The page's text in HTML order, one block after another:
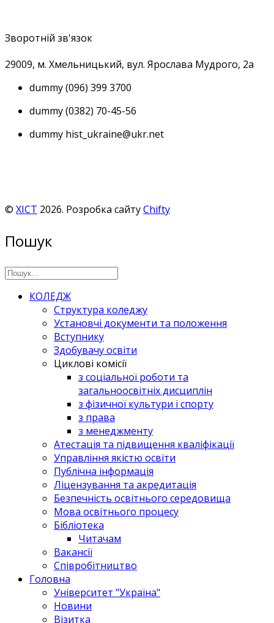
Зворотній зв'язок
29009, м. Хмельницький, вул. Ярослава Мудрого, 2а
dummy(096) 399 3700
dummy(0382) 70-45-56
dummy hist_ukraine@ukr.net
© ХІСТ 2026. Розробка сайтуChifty
Пошук
КОЛЕДЖ
Структура коледжу
Установчі документи та положення
Вступнику
Здобувачу освіти
Циклові комісії
з соціальної роботи та
загальноосвітніх дисциплін
з фізичної культури і спорту
з права
з менеджменту
Атестація та підвищення кваліфікації
Управління якістю освіти
Публічна інформація
Ліцензування та акредитація
Безпечність освітнього середовища
Мова освітнього процесу
Бібліотека
Читачам
Вакансії
Співробітництво
Головна
Університет "Україна"
Новини
Візитка